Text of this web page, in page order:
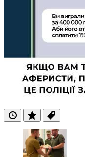
ОстанніПопулярні
Теги